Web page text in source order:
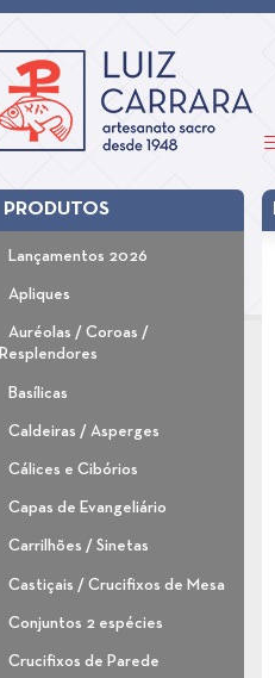
PRODUTOS
Lançamentos 2026
Apliques
Auréolas / Coroas /
Resplendores
Basílicas
Caldeiras / Asperges
Cálices e Cibórios
Capas de Evangeliário
Carrilhões / Sinetas
Castiçais / Crucifixos de Mesa
Conjuntos 2 espécies
Crucifixos de Parede